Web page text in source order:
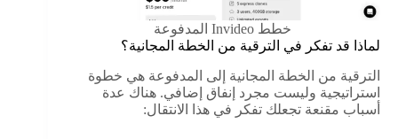
خطط Invideo المدفوعة
لماذا قد تفكر في الترقية من الخطة المجانية؟
الترقية من الخطة المجانية إلى المدفوعة هي خطوة
استراتيجية وليست مجرد إنفاق إضافي. هناك عدة
أسباب مقنعة تجعلك تفكر في هذا الانتقال: